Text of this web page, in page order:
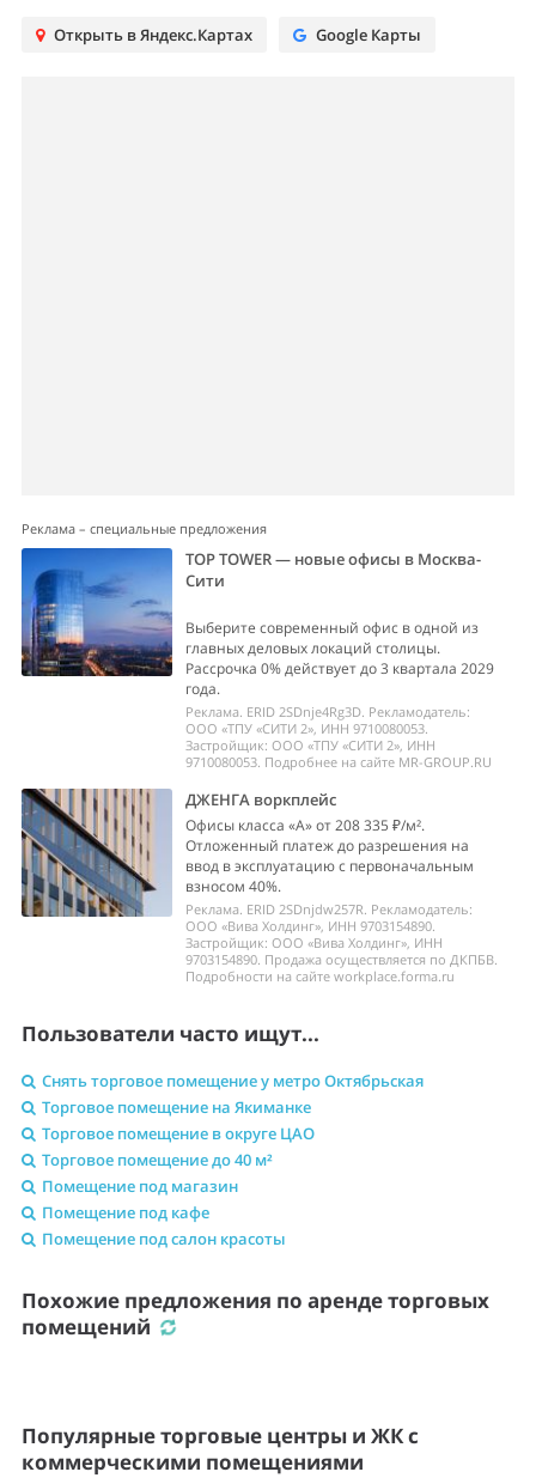
Открыть в Яндекс.Картах Google Карты
Реклама – специальные предложения
TOP TOWER — новые офисы в Москва-
Сити
Выберите современный офис в одной из
главных деловых локаций столицы.
Рассрочка 0% действует до 3 квартала 2029
года.
Реклама. ERID 2SDnje4Rg3D. Рекламодатель:
ООО «ТПУ «СИТИ 2», ИНН 9710080053.
Застройщик: ООО «ТПУ «СИТИ 2», ИНН
9710080053. Подробнее на сайте MR-GROUP.RU
ДЖЕНГА воркплейс
Офисы класса «А» от 208 335 ₽/м².
Отложенный платеж до разрешения на
ввод в эксплуатацию с первоначальным
взносом 40%.
Реклама. ERID 2SDnjdw257R. Рекламодатель:
ООО «Вива Холдинг», ИНН 9703154890.
Застройщик: ООО «Вива Холдинг», ИНН
9703154890. Продажа осуществляется по ДКПБВ.
Подробности на сайте workplace.forma.ru
Пользователи часто ищут...
Снять торговое помещение у метро Октябрьская
Торговое помещение на Якиманке
Торговое помещение в округе ЦАО
Торговое помещение до 40 м²
Помещение под магазин
Помещение под кафе
Помещение под салон красоты
Похожие предложения по аренде торговых
помещений
Популярные торговые центры и ЖК с
коммерческими помещениями